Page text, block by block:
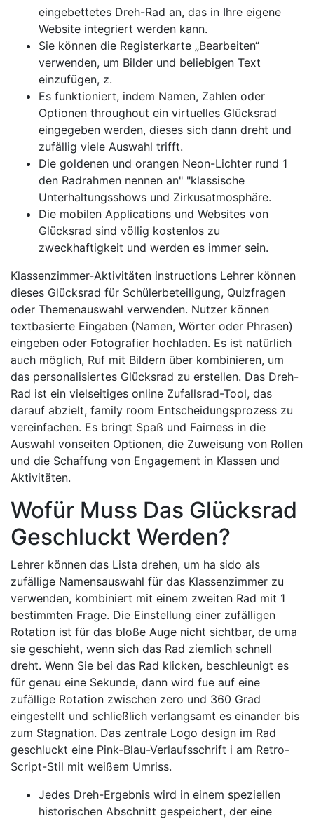
eingebettetes Dreh-Rad an, das in Ihre eigene
Website integriert werden kann.
Sie können die Registerkarte „Bearbeiten“
verwenden, um Bilder und beliebigen Text
einzufügen, z.
Es funktioniert, indem Namen, Zahlen oder
Optionen throughout ein virtuelles Glücksrad
eingegeben werden, dieses sich dann dreht und
zufällig viele Auswahl trifft.
Die goldenen und orangen Neon-Lichter rund 1
den Radrahmen nennen an" "klassische
Unterhaltungsshows und Zirkusatmosphäre.
Die mobilen Applications und Websites von
Glücksrad sind völlig kostenlos zu
zweckhaftigkeit und werden es immer sein.
Klassenzimmer-Aktivitäten instructions Lehrer können
dieses Glücksrad für Schülerbeteiligung, Quizfragen
oder Themenauswahl verwenden. Nutzer können
textbasierte Eingaben (Namen, Wörter oder Phrasen)
eingeben oder Fotografier hochladen. Es ist natürlich
auch möglich, Ruf mit Bildern über kombinieren, um
das personalisiertes Glücksrad zu erstellen. Das Dreh-
Rad ist ein vielseitiges online Zufallsrad-Tool, das
darauf abzielt, family room Entscheidungsprozess zu
vereinfachen. Es bringt Spaß und Fairness in die
Auswahl vonseiten Optionen, die Zuweisung von Rollen
und die Schaffung von Engagement in Klassen und
Aktivitäten.
Wofür Muss Das Glücksrad
Geschluckt Werden?
Lehrer können das Lista drehen, um ha sido als
zufällige Namensauswahl für das Klassenzimmer zu
verwenden, kombiniert mit einem zweiten Rad mit 1
bestimmten Frage. Die Einstellung einer zufälligen
Rotation ist für das bloße Auge nicht sichtbar, de uma
sie geschieht, wenn sich das Rad ziemlich schnell
dreht. Wenn Sie bei das Rad klicken, beschleunigt es
für genau eine Sekunde, dann wird fue auf eine
zufällige Rotation zwischen zero und 360 Grad
eingestellt und schließlich verlangsamt es einander bis
zum Stagnation. Das zentrale Logo design im Rad
geschluckt eine Pink-Blau-Verlaufsschrift i am Retro-
Script-Stil mit weißem Umriss.
Jedes Dreh-Ergebnis wird in einem speziellen
historischen Abschnitt gespeichert, der eine